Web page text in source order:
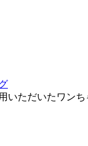
いただいたワン